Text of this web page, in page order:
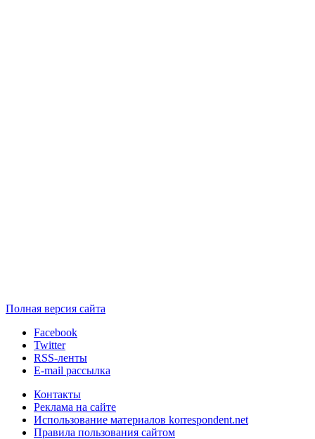
Полная версия сайта
Facebook
Twitter
RSS-ленты
E-mail рассылка
Контакты
Реклама на сайте
Использование материалов korrespondent.net
Правила пользования сайтом